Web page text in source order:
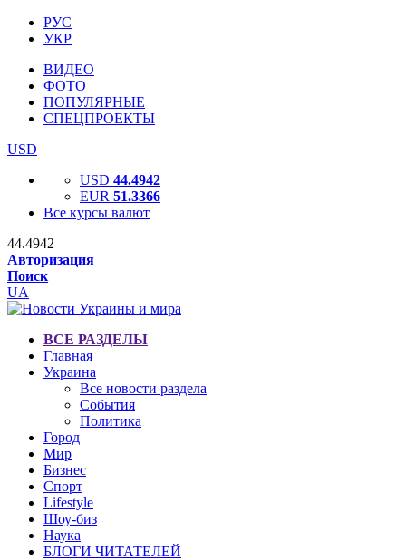
РУС
УКР
ВИДЕО
ФОТО
ПОПУЛЯРНЫЕ
СПЕЦПРОЕКТЫ
USD
USD 44.4942
EUR 51.3366
Все курсы валют
44.4942
Авторизация
Поиск
UA
ВСЕ РАЗДЕЛЫ
Главная
Украина
Все новости раздела
События
Политика
Город
Мир
Бизнес
Спорт
Lifestyle
Шоу-биз
Наука
БЛОГИ ЧИТАТЕЛЕЙ